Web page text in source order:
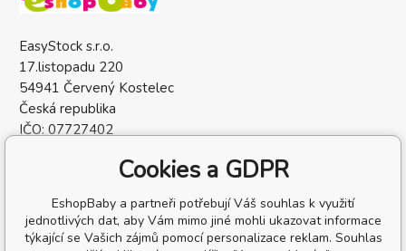
EasyStock s.r.o.
17.listopadu 220
54941 Červený Kostelec
Česká republika
IČO: 07727402
Cookies a GDPR
EshopBaby a partneři potřebují Váš souhlas k využití
jednotlivých dat, aby Vám mimo jiné mohli ukazovat informace
týkající se Vašich zájmů pomocí personalizace reklam. Souhlas